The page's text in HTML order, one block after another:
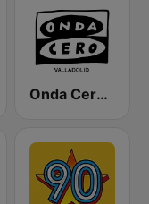
Onda Cero Valladolid